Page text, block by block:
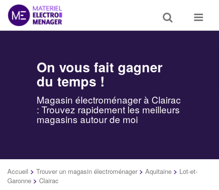
Toggle
search
Toggle
On vous fait gagner
du temps !
Magasin électroménager à Clairac
: Trouvez rapidement les meilleurs
magasins autour de moi
Accueil > Trouver un magasin électroménager > Aquitaine > Lot-et-
Garonne > Clairac